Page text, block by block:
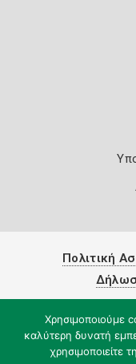
Πολιτική
Χρησιμοποιούμε
καλύτερη δυνατή
χρησιμοποιείτε